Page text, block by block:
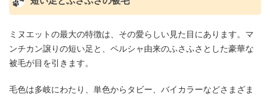
ミヌエットの最大の特徴は、その愛らしい見た目にあります。マ
ンチカン譲りの短い足と、ペルシャ由来のふさふさとした豪華な
被毛が目を引きます。
毛色は多岐にわたり、単色からタビー、バイカラーなどさまざま